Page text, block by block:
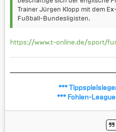
Trainer Jürgen Klopp mit dem
Fußball-Bundesligisten.
https://www.t-online.de/sport/
***
*** Fohlen-